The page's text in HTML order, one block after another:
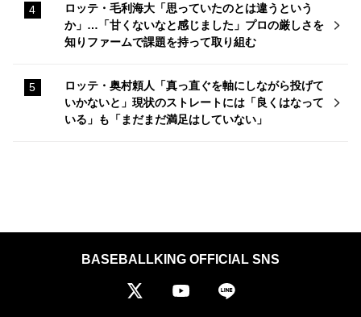
ロッテ・毛利海大「思っていたのとは違うという
か」…「甘くないなと感じました」プロの厳しさを
知りファームで課題を持って取り組む
ロッテ・奥村頼人「真っ直ぐを軸にしながら投げて
いかないと」現状のストレートには「良くはなって
いる」も「まだまだ満足はしていない」
BASEBALLKING OFFICIAL SNS